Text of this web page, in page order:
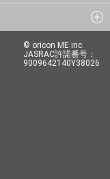
© oricon ME inc.
JASRAC許諾番号：
9009642140Y38026